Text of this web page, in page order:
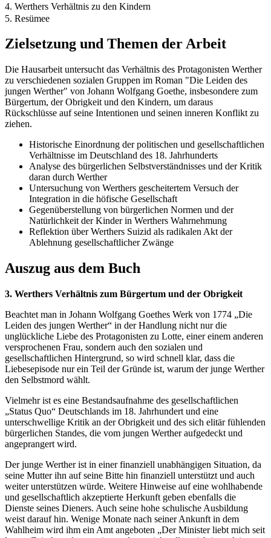
4. Werthers Verhältnis zu den Kindern
5. Resümee
Zielsetzung und Themen der Arbeit
Die Hausarbeit untersucht das Verhältnis des Protagonisten Werther
zu verschiedenen sozialen Gruppen im Roman "Die Leiden des
jungen Werther" von Johann Wolfgang Goethe, insbesondere zum
Bürgertum, der Obrigkeit und den Kindern, um daraus
Rückschlüsse auf seine Intentionen und seinen inneren Konflikt zu
ziehen.
Historische Einordnung der politischen und gesellschaftlichen
Verhältnisse im Deutschland des 18. Jahrhunderts
Analyse des bürgerlichen Selbstverständnisses und der Kritik
daran durch Werther
Untersuchung von Werthers gescheitertem Versuch der
Integration in die höfische Gesellschaft
Gegenüberstellung von bürgerlichen Normen und der
Natürlichkeit der Kinder in Werthers Wahrnehmung
Reflektion über Werthers Suizid als radikalen Akt der
Ablehnung gesellschaftlicher Zwänge
Auszug aus dem Buch
3. Werthers Verhältnis zum Bürgertum und der Obrigkeit
Beachtet man in Johann Wolfgang Goethes Werk von 1774 „Die
Leiden des jungen Werther“ in der Handlung nicht nur die
unglückliche Liebe des Protagonisten zu Lotte, einer einem anderen
versprochenen Frau, sondern auch den sozialen und
gesellschaftlichen Hintergrund, so wird schnell klar, dass die
Liebesepisode nur ein Teil der Gründe ist, warum der junge Werther
den Selbstmord wählt.
Vielmehr ist es eine Bestandsaufnahme des gesellschaftlichen
„Status Quo“ Deutschlands im 18. Jahrhundert und eine
unterschwellige Kritik an der Obrigkeit und des sich elitär fühlenden
bürgerlichen Standes, die vom jungen Werther aufgedeckt und
angeprangert wird.
Der junge Werther ist in einer finanziell unabhängigen Situation, da
seine Mutter ihn auf seine Bitte hin finanziell unterstützt und auch
weiter unterstützen würde. Weitere Hinweise auf eine wohlhabende
und gesellschaftlich akzeptierte Herkunft geben ebenfalls die
Dienste seines Dieners. Auch seine hohe schulische Ausbildung
weist darauf hin. Wenige Monate nach seiner Ankunft in dem
Wahlheim wird ihm ein Amt angeboten „Der Minister liebt mich seit